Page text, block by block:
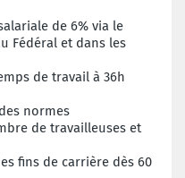
de 6% via le
Fédéral et dans les
de travail à 36h
normes
de travailleuses et
fins de carrière dès 60